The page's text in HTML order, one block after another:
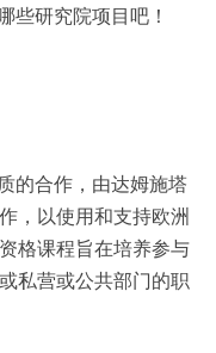
些研究院项目吧！
的合作，由达姆施塔
，以使用和支持欧洲
格课程旨在培养参与
私营或公共部门的职